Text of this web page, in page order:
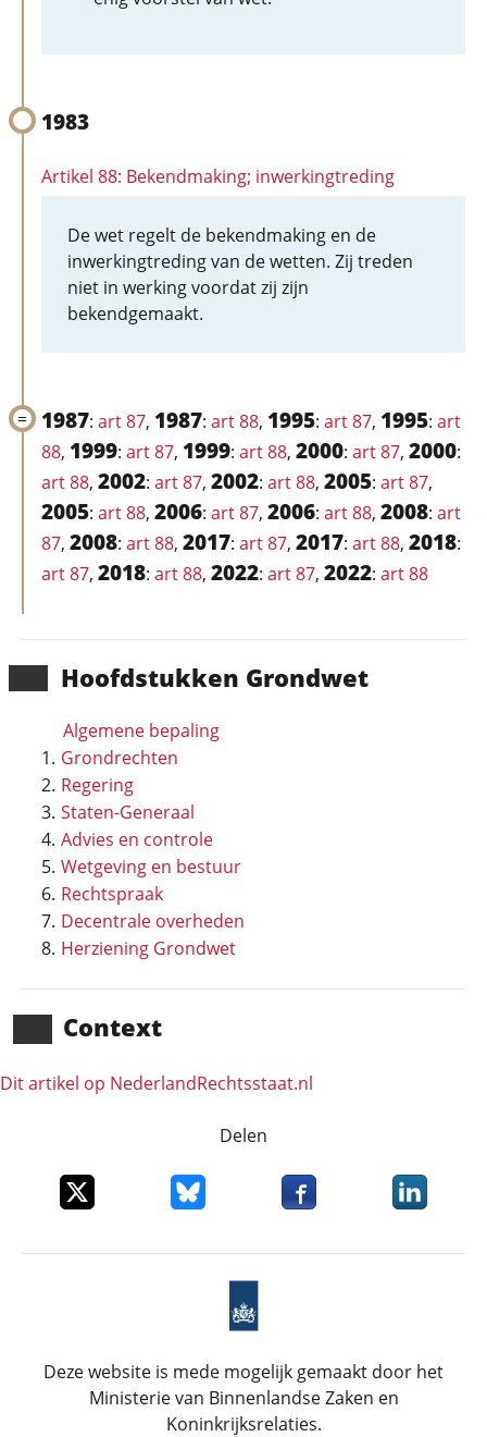
Hoofd­stukken Grondwet
Algemene bepaling
Grondrechten
Regering
Staten-Generaal
Advies en controle
Wetgeving en bestuur
Rechtspraak
Decentrale overheden
Herziening Grondwet
Context
Dit artikel op NederlandRechts­staat.nl
1983
Artikel 88: Bekendmaking; inwerkingtreding
De wet regelt de bekendmaking en de
inwerkingtreding van de wetten. Zij treden
niet in werking voordat zij zijn
bekendgemaakt.
1987: art 87, 1987: art 88, 1995: art 87, 1995: art
88, 1999: art 87, 1999: art 88, 2000: art 87, 2000:
art 88, 2002: art 87, 2002: art 88, 2005: art 87,
2005: art 88, 2006: art 87, 2006: art 88, 2008: art
87, 2008: art 88, 2017: art 87, 2017: art 88, 2018:
art 87, 2018: art 88, 2022: art 87, 2022: art 88
Delen
Deel dit item op XDeel dit item op Bluesky
Deel dit item opDeel dit
Deze website is mede mogelijk gemaakt door het
Ministerie van Binnenlandse Zaken en
Koninkrijksrelaties.